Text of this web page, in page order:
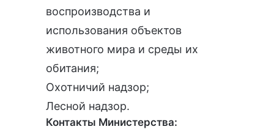
воспроизводства и
использования объектов
животного мира и среды их
обитания;
Охотничий надзор;
Лесной надзор.
Контакты Министерства: